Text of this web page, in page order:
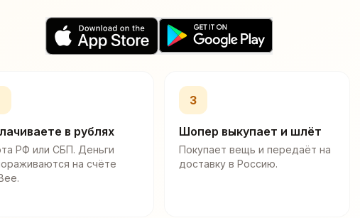
в рублях
РФ или СБП. Деньги
на счёте
3
Шопер выкупает и шлёт
Покупает вещь и передаёт на
доставку в Россию.